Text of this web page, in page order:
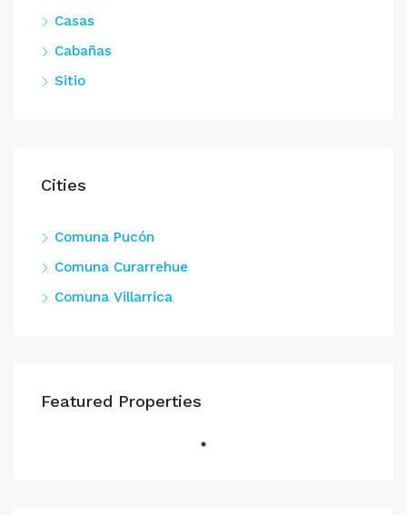
Casas
Cabañas
Sitio
Cities
Comuna Pucón
Comuna Curarrehue
Comuna Villarrica
Featured Properties